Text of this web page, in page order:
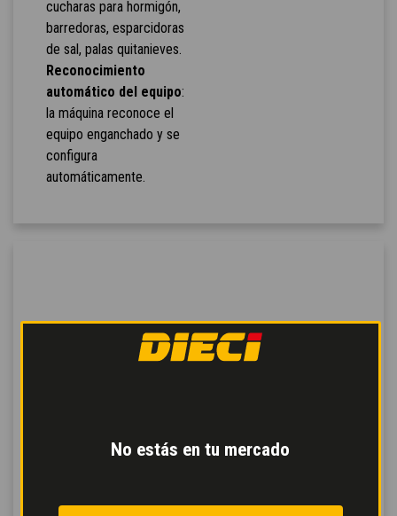
No estás en tu mercado
cucharas para hormigón,
barredoras, esparcidoras
de sal, palas quitanieves.
Reconocimiento
automático del equipo:
la máquina reconoce el
equipo enganchado y se
configura
automáticamente.